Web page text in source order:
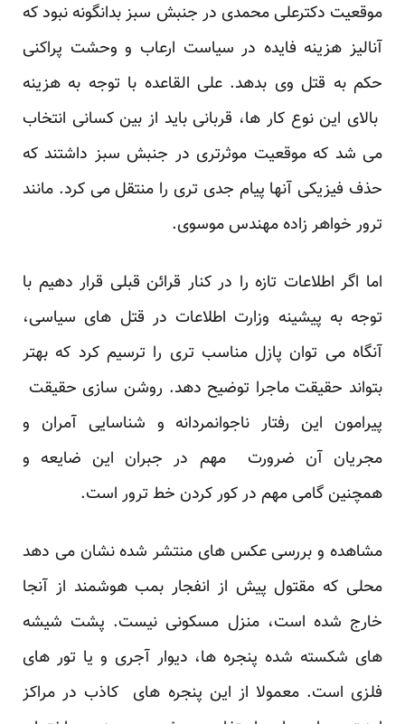
موقعیت دکترعلی محمدی در جنبش سبز بدانگونه نبود که
آنالیز هزینه فایده در سیاست ارعاب و وحشت پراکنی
حکم به قتل وی بدهد. علی القاعده با توجه به هزینه
بالای این نوع کار ها، قربانی باید از بین کسانی انتخاب
می شد که موقعیت موثرتری در جنبش سبز داشتند که
حذف فیزیکی آنها پیام جدی تری را منتقل می کرد. مانند
ترور خواهر زاده مهندس موسوی.
اما اگر اطلاعات تازه را در کنار قرائن قبلی قرار دهیم با
توجه به پیشینه وزارت اطلاعات در قتل های سیاسی،
آنگاه می توان پازل مناسب تری را ترسیم کرد که بهتر
بتواند حقیقت ماجرا توضیح دهد. روشن سازی حقیقت
پیرامون این رفتار ناجوانمردانه و شناسایی آمران و
مجریان آن ضرورت مهم در جبران این ضایعه و
همچنین گامی مهم در کور کردن خط ترور است.
مشاهده و بررسی عکس های منتشر شده نشان می دهد
محلی که مقتول پیش از انفجار بمب هوشمند از آنجا
خارج شده است، منزل مسکونی نیست. پشت شیشه
های شکسته شده پنجره ها، دیوار آجری و یا تور های
فلزی است. معمولا از این پنجره های کاذب در مراکز